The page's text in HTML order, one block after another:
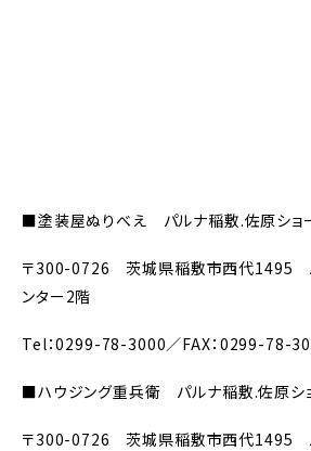
■塗装屋ぬりべえ パルナ稲敷.佐原ショ
〒300-0726 茨城県稲敷市西代1495
ンター2階
Tel：0299-78-3000／FAX： 0299-78-
■ハウジング重兵衛 パルナ稲敷.佐原シ
〒300-0726 茨城県稲敷市西代1495